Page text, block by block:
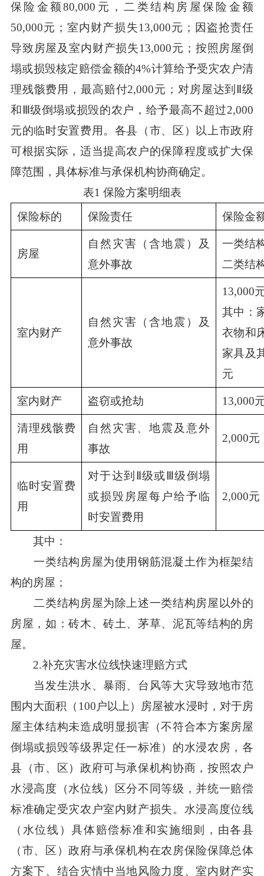
保险金额80,000元，二类结构房屋保险金额
50,000元；室内财产损失13,000元；因盗抢责任
导致房屋及室内财产损失13,000元；按照房屋倒
塌或损毁核定赔偿金额的4%计算给予受灾农户清
理残骸费用，最高赔付2,000元；对房屋达到Ⅱ级
和Ⅲ级倒塌或损毁的农户，给予最高不超过2,000
元的临时安置费用。各县（市、区）以上市政府
可根据实际，适当提高农户的保障程度或扩大保
障范围，具体标准与承保机构协商确定。
表1 保险方案明细表
保险标的
保险责任 保险金
房屋
自然灾害（含地震）及
意外事故
一类结
二类结
室内财产
自然灾害（含地震）及
意外事故
13,000
其中：
衣物和
家具及
元
室内财产 盗窃或抢劫 13,000
清理残骸费
用
自然灾害、地震及意外
事故
2,000元
临时安置费
用
对于达到Ⅱ级或Ⅲ级倒塌
或损毁房屋每户给予临
时安置费用
2,000元
其中：
一类结构房屋为使用钢筋混凝土作为框架结
构的房屋；
二类结构房屋为除上述一类结构房屋以外的
房屋，如：砖木、砖土、茅草、泥瓦等结构的房
屋。
2.补充灾害水位线快速理赔方式
当发生洪水、暴雨、台风等大灾导致地市范
围内大面积（100户以上）房屋被水浸时，对于房
屋主体结构未造成明显损害（不符合本方案房屋
倒塌或损毁等级界定任一标准）的水浸农房，各
县（市、区）政府可与承保机构协商，按照农户
水浸高度（水位线）区分不同等级，并统一赔偿
标准确定受灾农户室内财产损失。水浸高度位线
（水位线）具体赔偿标准和实施细则，由各县
（市、区）政府与承保机构在农房保险保障总体
方案下、结合灾情中当地风险力度、室内财产实